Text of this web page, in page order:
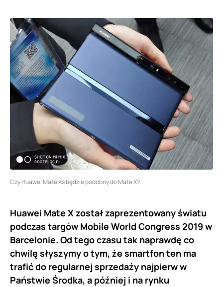
Czy Huawei Mate Xs będzie podobny do Mate X?
Huawei Mate X został zaprezentowany światu
podczas targów Mobile World Congress 2019 w
Barcelonie. Od tego czasu tak naprawdę co
chwilę słyszymy o tym, że smartfon ten ma
trafić do regularnej sprzedaży najpierw w
Państwie Środka, a później i na rynku